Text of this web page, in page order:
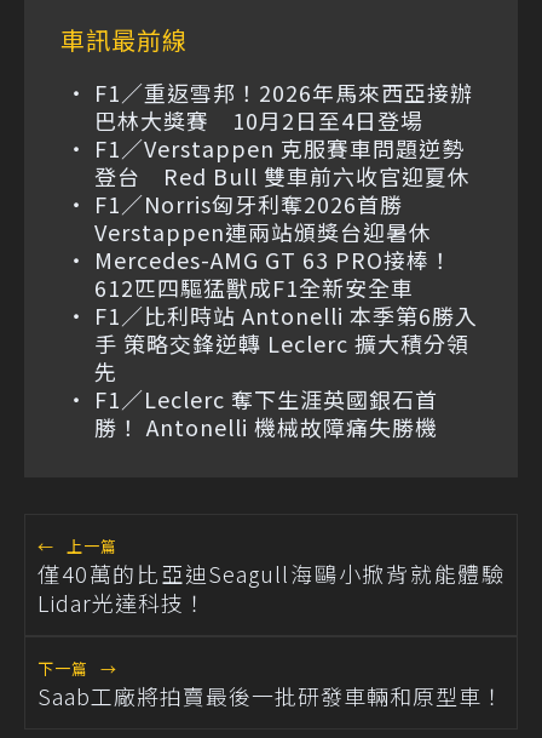
車訊最前線
F1／重返雪邦！2026年馬來西亞接辦
巴林大獎賽 10月2日至4日登場
F1／Verstappen 克服賽車問題逆勢
登台 Red Bull 雙車前六收官迎夏休
F1／Norris匈牙利奪2026首勝
Verstappen連兩站頒獎台迎暑休
Mercedes-AMG GT 63 PRO接棒！
612匹四驅猛獸成F1全新安全車
F1／比利時站 Antonelli 本季第6勝入
手 策略交鋒逆轉 Leclerc 擴大積分領
先
F1／Leclerc 奪下生涯英國銀石首
勝！ Antonelli 機械故障痛失勝機
← 上一篇
僅40萬的比亞迪Seagull海鷗小掀背就能體驗
Lidar光達科技！
下一篇 →
Saab工廠將拍賣最後一批研發車輛和原型車！